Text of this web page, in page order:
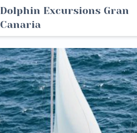
Dolphin Excursions Gran
Canaria